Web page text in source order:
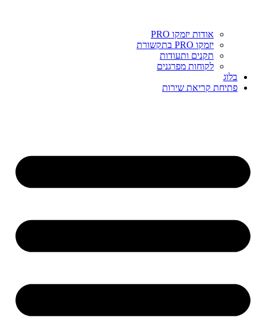
אודות יזמקו PRO
יזמקו PRO בתקשורת
תקנים ותעודות
לקוחות מפרגנים
בלוג
פתיחת קריאת שירות